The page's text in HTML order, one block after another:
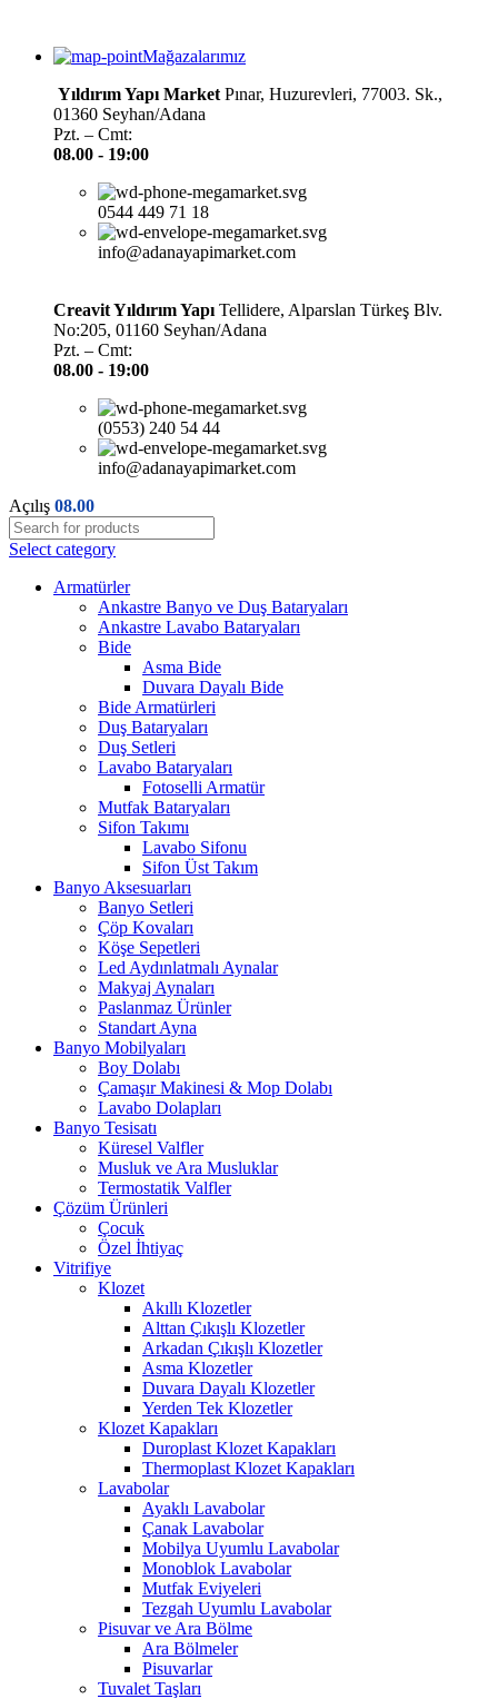
Mağazalarımız
Yıldırım Yapı Market Pınar, Huzurevleri, 77003. Sk.,
01360 Seyhan/Adana
Pzt. – Cmt:
08.00 - 19:00
0544 449 71 18
info@adanayapimarket.com
Creavit Yıldırım Yapı Tellidere, Alparslan Türkeş Blv.
No:205, 01160 Seyhan/Adana
Pzt. – Cmt:
08.00 - 19:00
(0553) 240 54 44
info@adanayapimarket.com
Açılış 08.00
Select category
Armatürler
Ankastre Banyo ve Duş Bataryaları
Ankastre Lavabo Bataryaları
Bide
Asma Bide
Duvara Dayalı Bide
Bide Armatürleri
Duş Bataryaları
Duş Setleri
Lavabo Bataryaları
Fotoselli Armatür
Mutfak Bataryaları
Sifon Takımı
Lavabo Sifonu
Sifon Üst Takım
Banyo Aksesuarları
Banyo Setleri
Çöp Kovaları
Köşe Sepetleri
Led Aydınlatmalı Aynalar
Makyaj Aynaları
Paslanmaz Ürünler
Standart Ayna
Banyo Mobilyaları
Boy Dolabı
Çamaşır Makinesi & Mop Dolabı
Lavabo Dolapları
Banyo Tesisatı
Küresel Valfler
Musluk ve Ara Musluklar
Termostatik Valfler
Çözüm Ürünleri
Çocuk
Özel İhtiyaç
Vitrifiye
Klozet
Akıllı Klozetler
Alttan Çıkışlı Klozetler
Arkadan Çıkışlı Klozetler
Asma Klozetler
Duvara Dayalı Klozetler
Yerden Tek Klozetler
Klozet Kapakları
Duroplast Klozet Kapakları
Thermoplast Klozet Kapakları
Lavabolar
Ayaklı Lavabolar
Çanak Lavabolar
Mobilya Uyumlu Lavabolar
Monoblok Lavabolar
Mutfak Eviyeleri
Tezgah Uyumlu Lavabolar
Pisuvar ve Ara Bölme
Ara Bölmeler
Pisuvarlar
Tuvalet Taşları